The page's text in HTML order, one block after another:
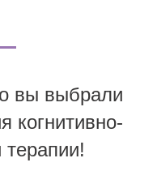
вы выбрали
когнитивно-
терапии!